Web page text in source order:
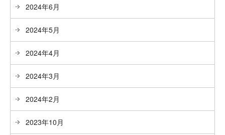
2024年6月
2024年5月
2024年4月
2024年3月
2024年2月
2023年10月